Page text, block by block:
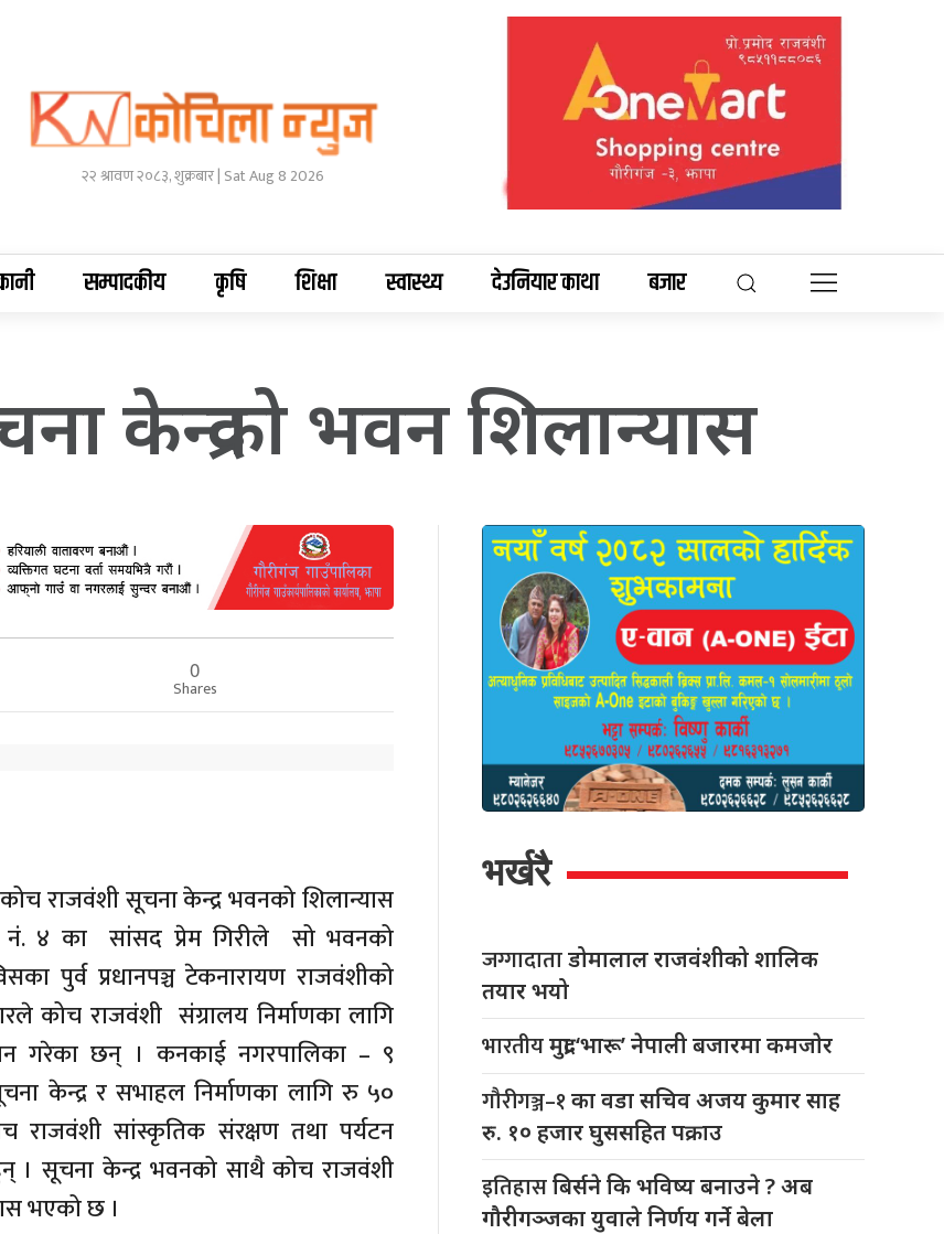
२२ श्रावण २०८३, शुक्रबार | Sat Aug 8 2026
सम्पादकीय कृषि शिक्षा स्वास्थ्य देउनियार काथा बजार
केन्द्रको भवन शिलान्यास
0
Shares
राजवंशी सूचना केन्द्र भवनको शिलान्यास
४ का सांसद प्रेम गिरीले सो भवनको
पुर्व प्रधानपञ्च टेकनारायण राजवंशीको
कोच राजवंशी संग्रालय निर्माणका लागि
गरेका छन् । कनकाई नगरपालिका – ९
केन्द्र र सभाहल निर्माणका लागि रु ५०
राजवंशी सांस्कृतिक संरक्षण तथा पर्यटन
हुन् । सूचना केन्द्र भवनको साथै कोच राजवंशी
भएको छ ।
भर्खरै
जग्गादाताडोमालाल राजवंशीको शालिक
तयार भयो
भारतीयमुद्रा ‘भारू’ नेपाली बजारमा कमजाेर
गौरीगञ्ज–१का वडा सचिव अजय कुमार साह
रु. १० हजार घुससहित पक्राउ
इतिहासबिर्सने कि भविष्य बनाउने ? अब
गौरीगञ्जका युवाले निर्णय गर्ने बेला